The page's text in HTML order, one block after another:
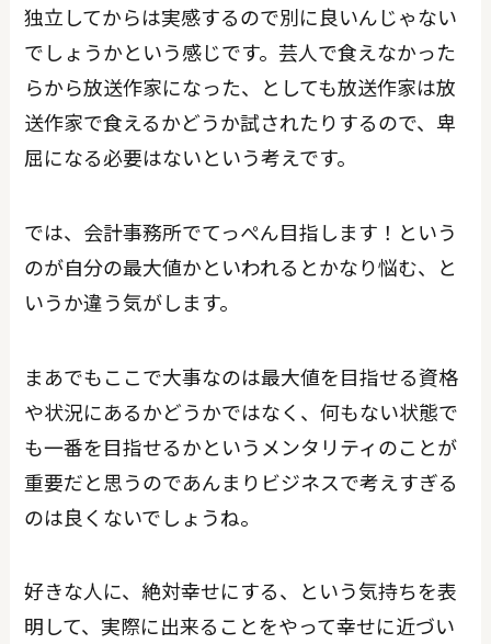
独立してからは実感するので別に良いんじゃない
でしょうかという感じです。芸人で食えなかった
らから放送作家になった、としても放送作家は放
送作家で食えるかどうか試されたりするので、卑
屈になる必要はないという考えです。
では、会計事務所でてっぺん目指します！という
のが自分の最大値かといわれるとかなり悩む、と
いうか違う気がします。
まあでもここで大事なのは最大値を目指せる資格
や状況にあるかどうかではなく、何もない状態で
も一番を目指せるかというメンタリティのことが
重要だと思うのであんまりビジネスで考えすぎる
のは良くないでしょうね。
好きな人に、絶対幸せにする、という気持ちを表
明して、実際に出来ることをやって幸せに近づい